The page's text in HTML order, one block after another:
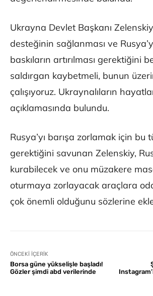
Ukrayna Devlet Başkanı
desteğinin sağlanması ve
baskıların artırılması gerektiğini
saldırgan kaybetmeli, bunun
çalışıyoruz. Ukraynalıların
açıklamasında bulundu.
Rusya’yı barışa zorlamak için bu
gerektiğini savunan Zelenskiy,
kurabilecek ve onu müzakere
oturmaya zorlayacak araçlara
çok önemli olduğunu sözlerine
ÖNCEKI İÇERIK
Borsa güne yükselişle başladı!
Gözler şimdi abd verilerinde